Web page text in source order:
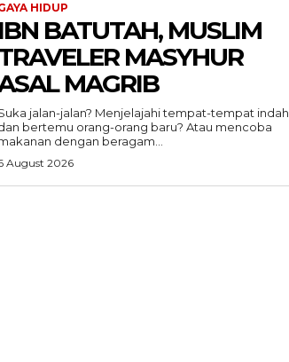
Menu
HIDUP
IBN BATUTAH, MUSLIM
MASYHUR
MAGRIB
jalan-jalan? Menjelajahi tempat-tempat indah
bertemu orang-orang baru? Atau mencoba
dengan beragam...
August 2026